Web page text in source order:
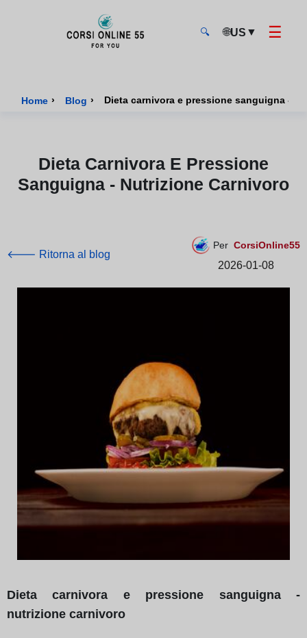
🔍 🌐US ▼ ☰
Home › Blog › Dieta carnivora e pressione sanguigna -
Dieta Carnivora E Pressione
Sanguigna - Nutrizione Carnivoro
🡐 Ritorna al blog
Per CorsiOnline55
2026-01-08
Dieta carnivora e pressione sanguigna -
nutrizione carnivoro